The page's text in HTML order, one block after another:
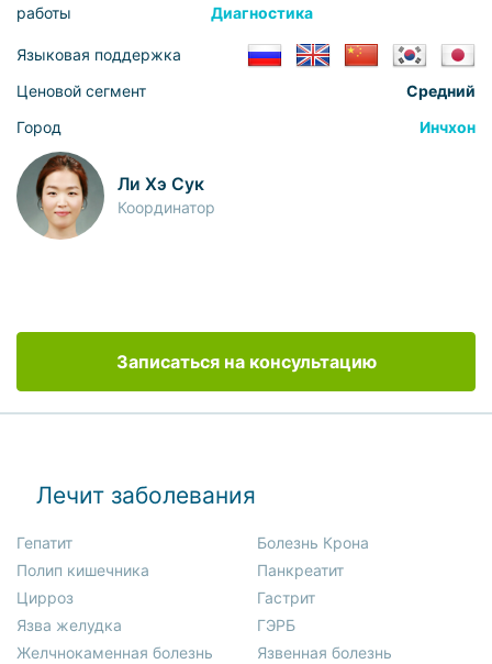
работы
Диагностика
Языковая поддержка
Ценовой сегмент
Средний
Город
Инчхон
Ли Хэ Сук
Координатор
Записаться на консультацию
Лечит заболевания
Гепатит
Полип кишечника
Цирроз
Язва желудка
Желчнокаменная болезнь
Болезнь Крона
Панкреатит
Гастрит
ГЭРБ
Язвенная болезнь